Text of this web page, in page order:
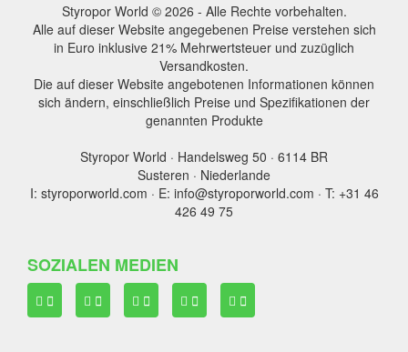
Styropor World © 2026 - Alle Rechte vorbehalten.
Alle auf dieser Website angegebenen Preise verstehen sich
in Euro inklusive 21% Mehrwertsteuer und zuzüglich
Versandkosten.
Die auf dieser Website angebotenen Informationen können
sich ändern, einschließlich Preise und Spezifikationen der
genannten Produkte
Styropor World · Handelsweg 50 · 6114 BR
Susteren · Niederlande
I: styroporworld.com · E: info@styroporworld.com · T: +31 46
426 49 75
SOZIALEN MEDIEN